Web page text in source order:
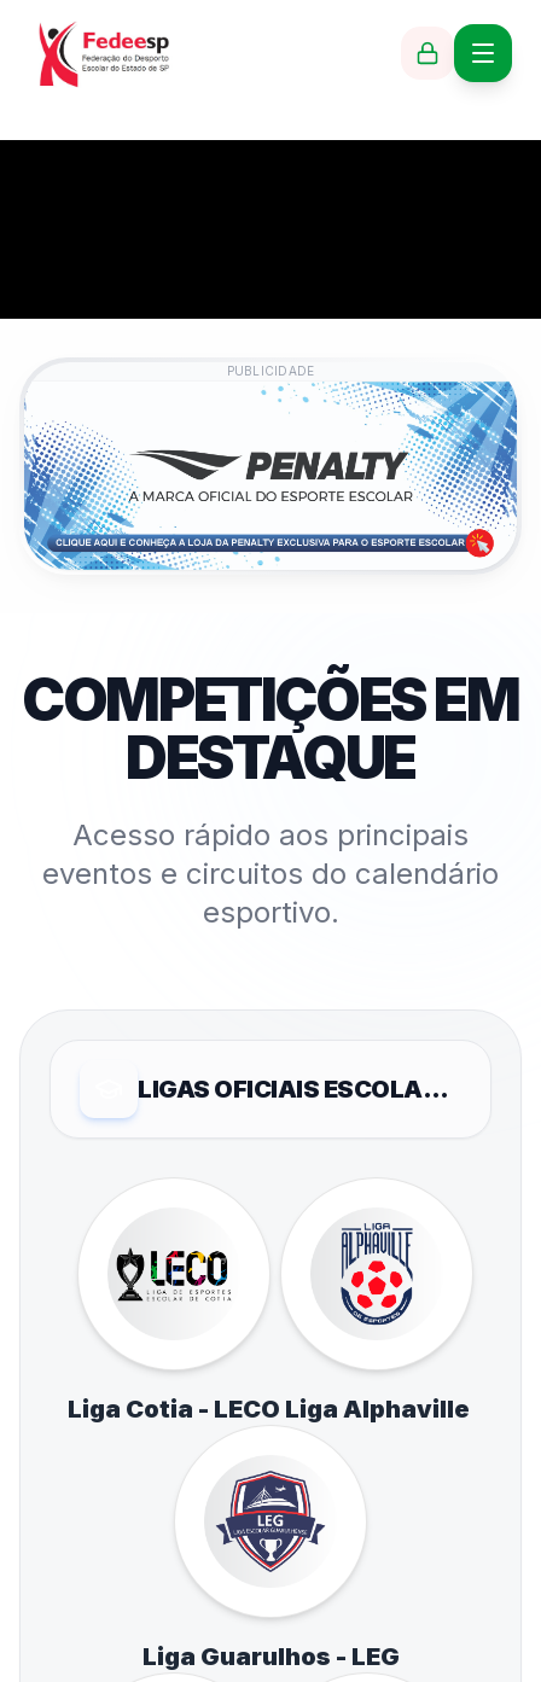
PUBLICIDADE
COMPETIÇÕES EM
DESTAQUE
Acesso rápido aos principais
eventos e circuitos do calendário
esportivo.
LIGAS OFICIAIS ESCOLARES
Liga Cotia - LECO Liga Alphaville
Liga Guarulhos - LEG